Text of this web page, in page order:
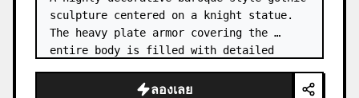
sculpture centered on a knight statue.
The heavy plate armor covering the
entire body is filled with detailed
ลองเลย